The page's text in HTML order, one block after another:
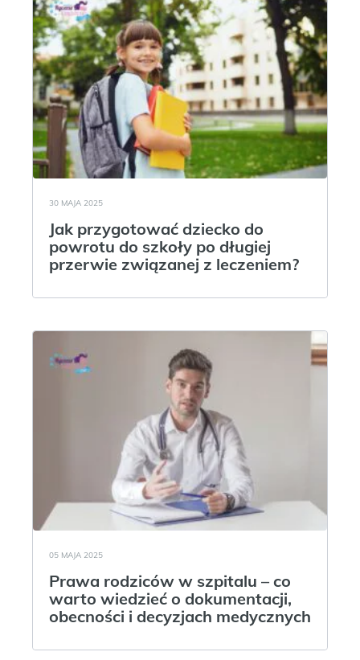
30 MAJA 2025
Jak przygotować dziecko do
powrotu do szkoły po długiej
przerwie związanej z leczeniem?
05 MAJA 2025
Prawa rodziców w szpitalu – co
warto wiedzieć o dokumentacji,
obecności i decyzjach medycznych